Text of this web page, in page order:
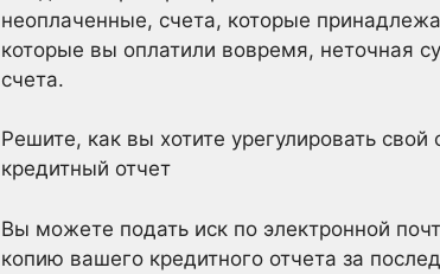
неоплаченные, счета, которые
которые вы оплатили вовремя, неточная
счета.
Решите, как вы хотите урегулировать свой
кредитный отчет
Вы можете подать иск по электронной
копию вашего кредитного отчета за